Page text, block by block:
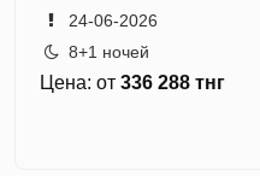
24-06-2026
8+1 ночей
Цена: от 336 288 тнг